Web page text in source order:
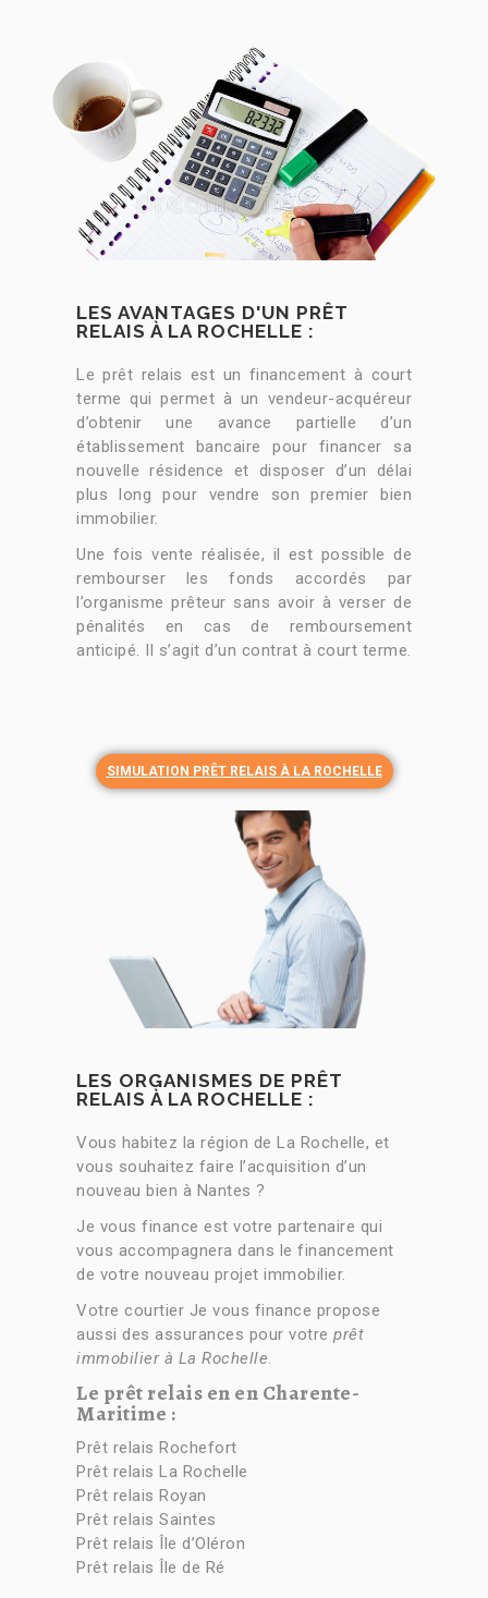
LES AVANTAGES D'UN PRÊT
RELAIS À LA ROCHELLE :​
Le prêt relais est un financement à court
terme qui permet à un vendeur-acquéreur
d’obtenir une avance partielle d’un
établissement bancaire pour financer sa
nouvelle résidence et disposer d’un délai
plus long pour vendre son premier bien
immobilier.
Une fois vente réalisée, il est possible de
rembourser les fonds accordés par
l’organisme prêteur sans avoir à verser de
pénalités en cas de remboursement
anticipé. Il s’agit d’un contrat à court terme.
SIMULATION PRÊT RELAIS À LA ROCHELLE
LES ORGANISMES DE PRÊT
RELAIS À LA ROCHELLE :
Vous habitez la région de La Rochelle, et
vous souhaitez faire l’acquisition d’un
nouveau bien à Nantes ?
Je vous finance est votre partenaire qui
vous accompagnera dans le financement
de votre nouveau projet immobilier.
Votre courtier Je vous finance propose
aussi des assurances pour votre prêt
immobilier à La Rochelle.
Le prêt relais en en Charente-
Maritime :
Prêt relais Rochefort
Prêt relais La Rochelle
Prêt relais Royan
Prêt relais Saintes
Prêt relais Île d’Oléron
Prêt relais Île de Ré